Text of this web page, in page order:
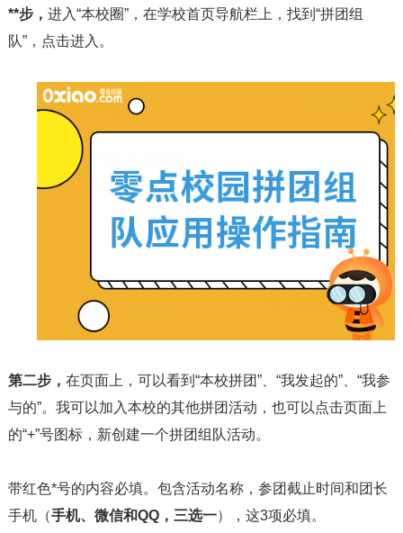
**步， 进入“本校圈”，在学校首页导航栏上，找到“拼团组
队”，点击进入。
第二步， 在页面上，可以看到“本校拼团”、“我发起的”、“我参
与的”。我可以加入本校的其他拼团活动，也可以点击页面上
的“+”号图标，新创建一个拼团组队活动。
带红色*号的内容必填。包含活动名称，参团截止时间和团长
手机（手机、微信和QQ，三选一），这3项必填。